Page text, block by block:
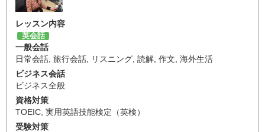
レッスン内容
英会話
一般会話
日常会話 旅行会話 リスニング 読解 作文 海外生活
ビジネス会話
ビジネス全般
資格対策
TOEIC 実用英語技能検定（英検）
受験対策